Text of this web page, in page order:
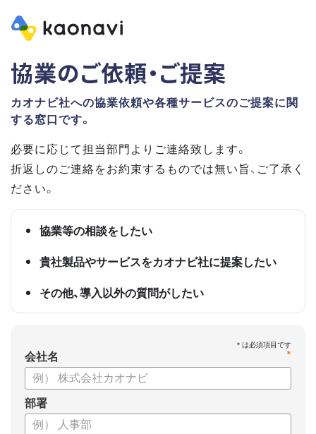
協業のご依頼・ご提案
カオナビ社への協業依頼や各種サービスのご提案に関
する窓口です。
必要に応じて担当部門よりご連絡致します。
折返しのご連絡をお約束するものでは無い旨、ご了承く
ださい。
協業等の相談をしたい
貴社製品やサービスをカオナビ社に提案したい
その他、導入以外の質問がしたい
*
会社名
部署